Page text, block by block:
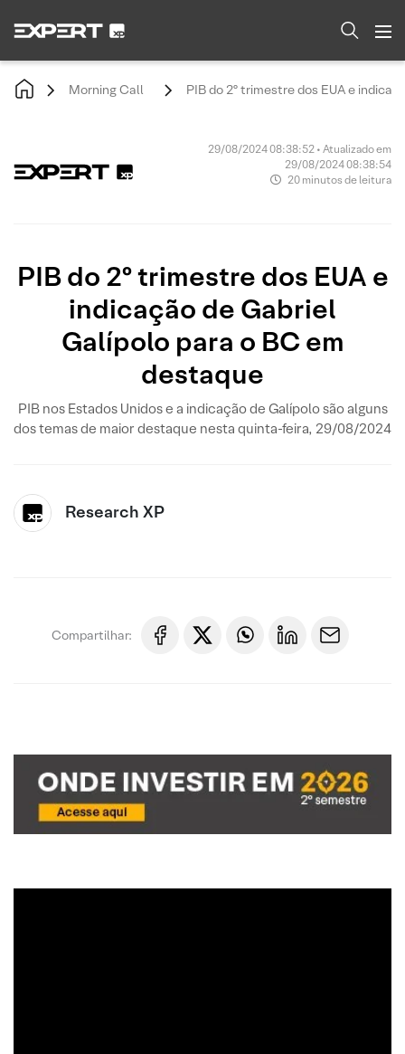
Morning Call PIB do 2º trimestre dos EUA e
29/08/2024 08:38:52 • Atualizado em
29/08/2024 08:38:54
20 minutos de leitura
PIB do 2º trimestre dos EUA e
indicação de Gabriel
Galípolo para o BC em
destaque
PIB nos Estados Unidos e a indicação de Galípolo são alguns
dos temas de maior destaque nesta quinta-feira, 29/08/2024
Research XP
Compartilhar: